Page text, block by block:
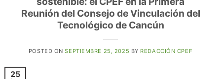
Reunión del Consejo de Vinculación del
Tecnológico de Cancún
POSTED ONSEPTIEMBRE 25, 2025 BY REDACCIÓN CPEF
25